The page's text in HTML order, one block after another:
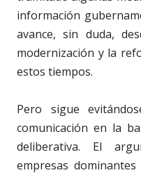
información
avance, sin duda,
modernización y la
estos tiempos.
Pero sigue
comunicación en la
deliberativa. El
empresas